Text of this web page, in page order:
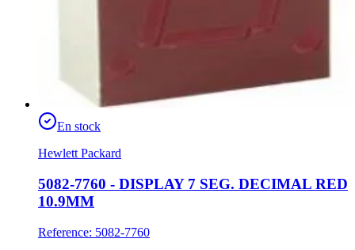
En stock
Hewlett Packard
5082-7760 - DISPLAY 7 SEG. DECIMAL RED
10.9MM
Reference: 5082-7760